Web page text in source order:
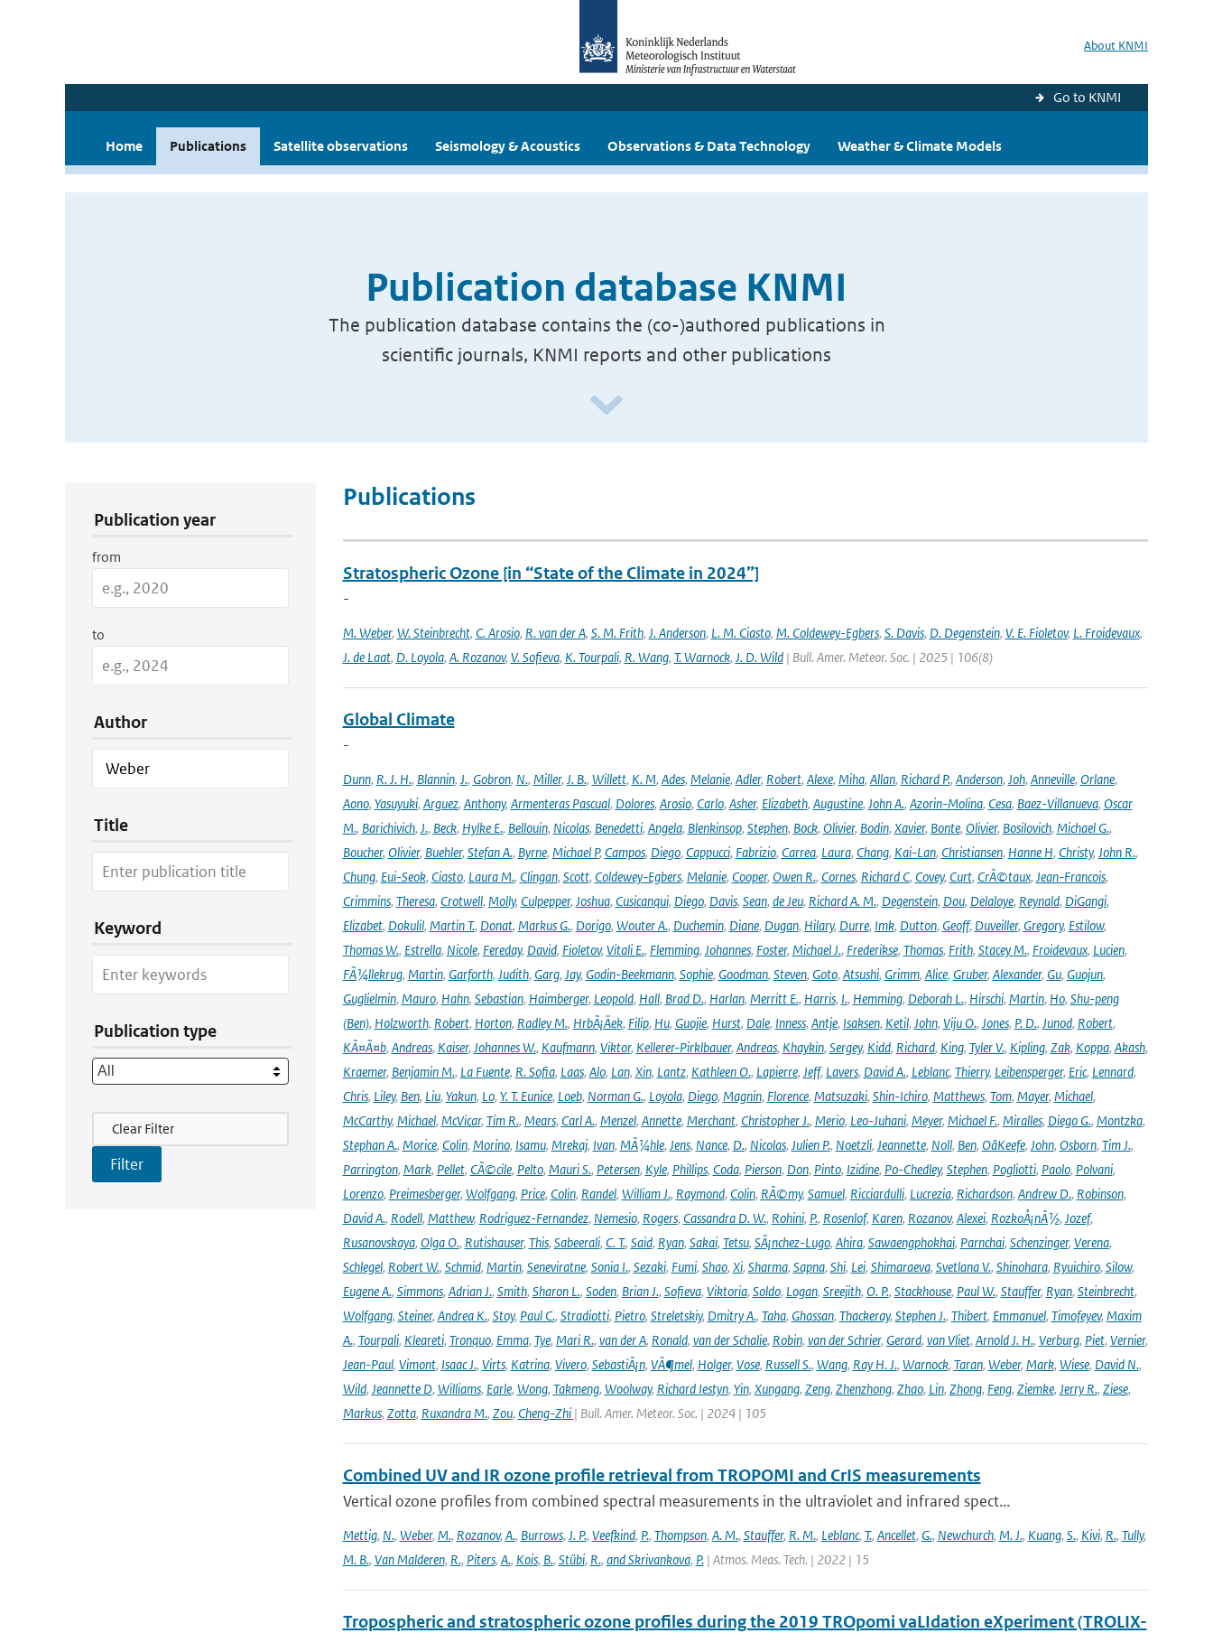
About KNMI
Go to KNMI
Home Publications Satellite observations Seismology & Acoustics Observations & Data Technology Weather & Climate Models
Publication database KNMI
The publication database contains the (co-)authored publications in
scientific journals, KNMI reports and other publications
Publication year
from
to
Author
Title
Keyword
Publication type
Filter Actions
Clear Filter
Publications
Stratospheric Ozone [in “State of the Climate in 2024”]
-
M. Weber, W. Steinbrecht, C. Arosio, R. van der A, S. M. Frith, J. Anderson, L. M. Ciasto, M. Coldewey-Egbers, S. Davis, D. Degenstein, V. E. Fioletov, L. Froidevaux,
J. de Laat, D. Loyola, A. Rozanov, V. Sofieva, K. Tourpali, R. Wang, T. Warnock, J. D. Wild| Bull. Amer. Meteor. Soc. | 2025 | 106(8)
Global Climate
-
Dunn, R. J. H., Blannin, J., Gobron, N., Miller, J. B., Willett, K. M, Ades, Melanie, Adler, Robert, Alexe, Miha, Allan, Richard P., Anderson, Joh, Anneville, Orlane,
Aono, Yasuyuki, Arguez, Anthony, Armenteras Pascual, Dolores, Arosio, Carlo, Asher, Elizabeth, Augustine, John A., Azorin-Molina, Cesa, Baez-Villanueva, Oscar
M., Barichivich, J., Beck, Hylke E., Bellouin, Nicolas, Benedetti, Angela, Blenkinsop, Stephen, Bock, Olivier, Bodin, Xavier, Bonte, Olivier, Bosilovich, Michael G.,
Boucher, Olivier, Buehler, Stefan A., Byrne, Michael P, Campos, Diego, Cappucci, Fabrizio, Carrea, Laura, Chang, Kai-Lan, Christiansen, Hanne H, Christy, John R.,
Chung, Eui-Seok, Ciasto, Laura M., Clingan, Scott, Coldewey-Egbers, Melanie, Cooper, Owen R., Cornes, Richard C, Covey, Curt, CrÃ©taux, Jean-Francois,
Crimmins, Theresa, Crotwell, Molly, Culpepper, Joshua, Cusicanqui, Diego, Davis, Sean, de Jeu, Richard A. M., Degenstein, Dou, Delaloye, Reynald, DiGangi,
Elizabet, Dokulil, Martin T., Donat, Markus G., Dorigo, Wouter A., Duchemin, Diane, Dugan, Hilary, Durre, Imk, Dutton, Geoff, Duveiller, Gregory, Estilow,
Thomas W., Estrella, Nicole, Fereday, David, Fioletov, Vitali E., Flemming, Johannes, Foster, Michael J., Frederikse, Thomas, Frith, Stacey M., Froidevaux, Lucien,
FÃ¼llekrug, Martin, Garforth, Judith, Garg, Jay, Godin-Beekmann, Sophie, Goodman, Steven, Goto, Atsushi, Grimm, Alice, Gruber, Alexander, Gu, Guojun,
Guglielmin, Mauro, Hahn, Sebastian, Haimberger, Leopold, Hall, Brad D., Harlan, Merritt E., Harris, I., Hemming, Deborah L., Hirschi, Martin, Ho, Shu-peng
(Ben), Holzworth, Robert, Horton, Radley M., HrbÃ¡Äek, Filip, Hu, Guojie, Hurst, Dale, Inness, Antje, Isaksen, Ketil, John, Viju O., Jones, P. D., Junod, Robert,
KÃ¤Ã¤b, Andreas, Kaiser, Johannes W., Kaufmann, Viktor, Kellerer-Pirklbauer, Andreas, Khaykin, Sergey, Kidd, Richard, King, Tyler V., Kipling, Zak, Koppa, Akash,
Kraemer, Benjamin M., La Fuente, R. Sofia, Laas, Alo, Lan, Xin, Lantz, Kathleen O., Lapierre, Jeff, Lavers, David A., Leblanc, Thierry, Leibensperger, Eric, Lennard,
Chris, Liley, Ben, Liu, Yakun, Lo, Y. T. Eunice, Loeb, Norman G., Loyola, Diego, Magnin, Florence, Matsuzaki, Shin-Ichiro, Matthews, Tom, Mayer, Michael,
McCarthy, Michael, McVicar, Tim R., Mears, Carl A., Menzel, Annette, Merchant, Christopher J., Merio, Leo-Juhani, Meyer, Michael F., Miralles, Diego G., Montzka,
Stephan A., Morice, Colin, Morino, Isamu, Mrekaj, Ivan, MÃ¼hle, Jens, Nance, D., Nicolas, Julien P., Noetzli, Jeannette, Noll, Ben, OâKeefe, John, Osborn, Tim J.,
Parrington, Mark, Pellet, CÃ©cile, Pelto, Mauri S., Petersen, Kyle, Phillips, Coda, Pierson, Don, Pinto, Izidine, Po-Chedley, Stephen, Pogliotti, Paolo, Polvani,
Lorenzo, Preimesberger, Wolfgang, Price, Colin, Randel, William J., Raymond, Colin, RÃ©my, Samuel, Ricciardulli, Lucrezia, Richardson, Andrew D., Robinson,
David A., Rodell, Matthew, Rodriguez-Fernandez, Nemesio, Rogers, Cassandra D. W., Rohini, P., Rosenlof, Karen, Rozanov, Alexei, RozkoÅ¡nÃ½, Jozef,
Rusanovskaya, Olga O., Rutishauser, This, Sabeerali, C. T., Said, Ryan, Sakai, Tetsu, SÃ¡nchez-Lugo, Ahira, Sawaengphokhai, Parnchai, Schenzinger, Verena,
Schlegel, Robert W., Schmid, Martin, Seneviratne, Sonia I., Sezaki, Fumi, Shao, Xi, Sharma, Sapna, Shi, Lei, Shimaraeva, Svetlana V., Shinohara, Ryuichiro, Silow,
Eugene A., Simmons, Adrian J., Smith, Sharon L., Soden, Brian J., Sofieva, Viktoria, Soldo, Logan, Sreejith, O. P., Stackhouse, Paul W., Stauffer, Ryan, Steinbrecht,
Wolfgang, Steiner, Andrea K., Stoy, Paul C., Stradiotti, Pietro, Streletskiy, Dmitry A., Taha, Ghassan, Thackeray, Stephen J., Thibert, Emmanuel, Timofeyev, Maxim
A., Tourpali, Kleareti, Tronquo, Emma, Tye, Mari R., van der A, Ronald, van der Schalie, Robin, van der Schrier, Gerard, van Vliet, Arnold J. H., Verburg, Piet, Vernier,
Jean-Paul, Vimont, Isaac J., Virts, Katrina, Vivero, SebastiÃ¡n, VÃ¶mel, Holger, Vose, Russell S., Wang, Ray H. J., Warnock, Taran, Weber, Mark, Wiese, David N.,
Wild, Jeannette D, Williams, Earle, Wong, Takmeng, Woolway, Richard Iestyn, Yin, Xungang, Zeng, Zhenzhong, Zhao, Lin, Zhong, Feng, Ziemke, Jerry R., Ziese,
Markus, Zotta, Ruxandra M., Zou, Cheng-Zhi | Bull. Amer. Meteor. Soc. | 2024 | 105
Combined UV and IR ozone profile retrieval from TROPOMI and CrIS measurements
Vertical ozone profiles from combined spectral measurements in the ultraviolet and infrared spect...
Mettig, N., Weber, M., Rozanov, A., Burrows, J. P., Veefkind, P., Thompson, A. M., Stauffer, R. M., Leblanc, T., Ancellet, G., Newchurch, M. J., Kuang, S., Kivi, R., Tully,
M. B., Van Malderen, R., Piters, A., Kois, B., Stübi, R., and Skrivankova, P.| Atmos. Meas. Tech. | 2022 | 15
Tropospheric and stratospheric ozone profiles during the 2019 TROpomi vaLIdation eXperiment (TROLIX-